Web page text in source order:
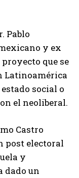
Pablo
y ex
que se
Latinoamérica
social o
el neoliberal.
Castro
post electoral
y
dado un